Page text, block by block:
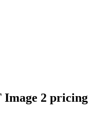
Image 2 pricing